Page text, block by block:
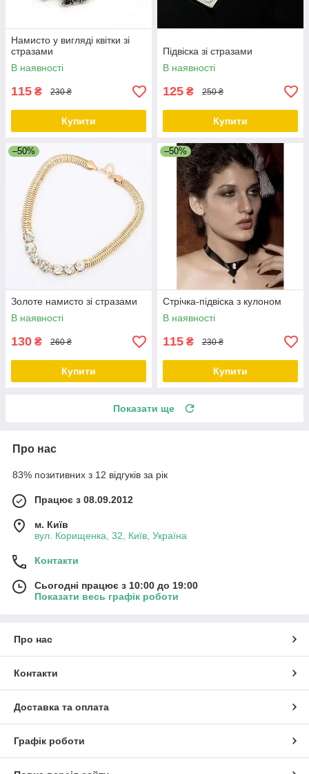
Намисто у вигляді квітки зі
стразами
В наявності
115 ₴ 230 ₴
Купити
Підвіска зі стразами
В наявності
125 ₴ 250 ₴
Купити
–50%
Золоте намисто зі стразами
В наявності
130 ₴ 260 ₴
Купити
–50%
Стрічка-підвіска з кулоном
В наявності
115 ₴ 230 ₴
Купити
Показати ще
Про нас
83% позитивних з 12 відгуків за рік
Працює з 08.09.2012
м. Київ
вул. Корищенка, 32, Київ, Україна
Контакти
Сьогодні працює з 10:00 до 19:00
Показати весь графік роботи
Про нас
Контакти
Доставка та оплата
Графік роботи